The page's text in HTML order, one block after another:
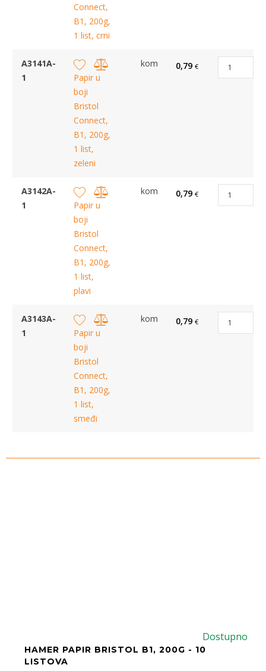
Connect,
B1, 200g,
1 list, crni
A3141A-
1
Papir u
boji
Bristol
Connect,
B1, 200g,
1 list,
zeleni
kom 0,79 €
A3142A-
1
Papir u
boji
Bristol
Connect,
B1, 200g,
1 list,
plavi
kom 0,79 €
A3143A-
1
Papir u
boji
Bristol
Connect,
B1, 200g,
1 list,
smeđi
kom 0,79 €
Dostupno
HAMER PAPIR BRISTOL B1, 200G - 10
LISTOVA